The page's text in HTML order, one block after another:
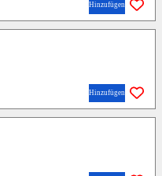
Hinzufügen
Hinzufügen